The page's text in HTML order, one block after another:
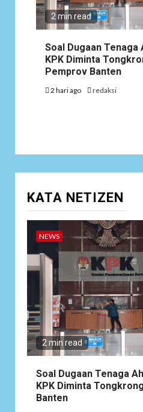
2 min read
Soal Dugaan Tenaga
KPK Diminta
Pemprov Banten
2 hari ago redaksi
KATA NETIZEN
NEWS
2 min read
Soal Dugaan Tenaga
KPK Diminta
Banten